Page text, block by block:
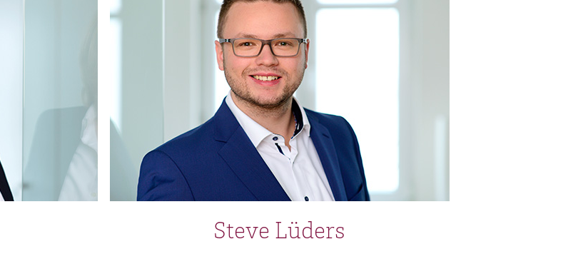
Steve Lüders